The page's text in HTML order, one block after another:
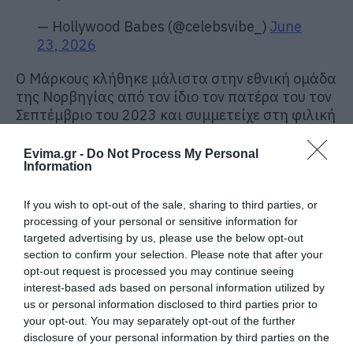
Evima.gr - Do Not Process My Personal
Information
If you wish to opt-out of the sale, sharing to third parties, or
processing of your personal or sensitive information for
targeted advertising by us, please use the below opt-out
section to confirm your selection. Please note that after your
opt-out request is processed you may continue seeing
interest-based ads based on personal information utilized by
us or personal information disclosed to third parties prior to
your opt-out. You may separately opt-out of the further
disclosure of your personal information by third parties on the
— Hollywood Babes (@celebsvibe_) June
23, 2026
Ο Μάρκους κλήθηκε μάλιστα στην εθνική ομάδα
της Νορβηγίας από τον ίδιο τον πατέρα του τον
Σεπτέμβριο του 2023 και συμμετείχε στη φιλική
σκοράρει.